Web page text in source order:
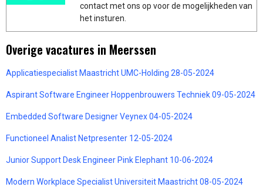
contact met ons op voor de mogelijkheden van
het insturen.
Overige vacatures in Meerssen
Applicatiespecialist Maastricht UMC-Holding 28-05-2024
Aspirant Software Engineer Hoppenbrouwers Techniek 09-05-2024
Embedded Software Designer Veynex 04-05-2024
Functioneel Analist Netpresenter 12-05-2024
Junior Support Desk Engineer Pink Elephant 10-06-2024
Modern Workplace Specialist Universiteit Maastricht 08-05-2024